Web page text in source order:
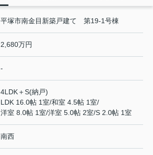
平塚市南金目新築戸建て 第19-1号棟
2,680万円
-
4LDK＋S(納戸)
LDK 16.0帖 1室/和室 4.5帖 1室/
洋室 8.0帖 1室/洋室 5.0帖 2室/S 2.0帖 1室
南西